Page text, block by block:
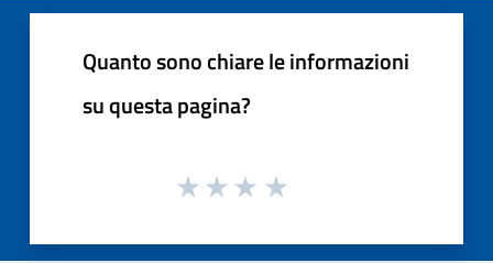
Quanto sono chiare le informazioni
su questa pagina?